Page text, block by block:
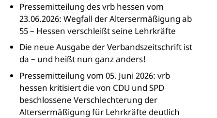
Pressemitteilung des vrb hessen vom
23.06.2026: Wegfall der Altersermäßigung ab
55 – Hessen verschleißt seine Lehrkräfte
Die neue Ausgabe der Verbandszeitschrift ist
da – und heißt nun ganz anders!
Pressemitteilung vom 05. Juni 2026: vrb
hessen kritisiert die von CDU und SPD
beschlossene Verschlechterung der
Altersermäßigung für Lehrkräfte deutlich